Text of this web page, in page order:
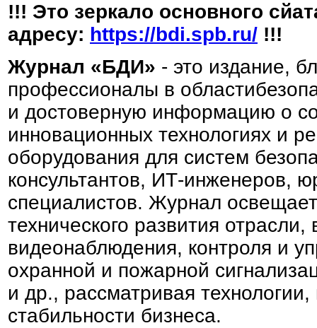
!!! Это зеркало основного
адресу: https://bdi.spb.ru/ !!!
Журнал «БДИ» - это издание,
профессионалы в
и достоверную информацию о
инновационных технологиях и
оборудования для систем
консультантов, ИТ-инженеров,
специалистов. Журнал
технического развития
видеонаблюдения, контроля и
охранной и пожарной
и др., рассматривая
стабильности бизнеса.